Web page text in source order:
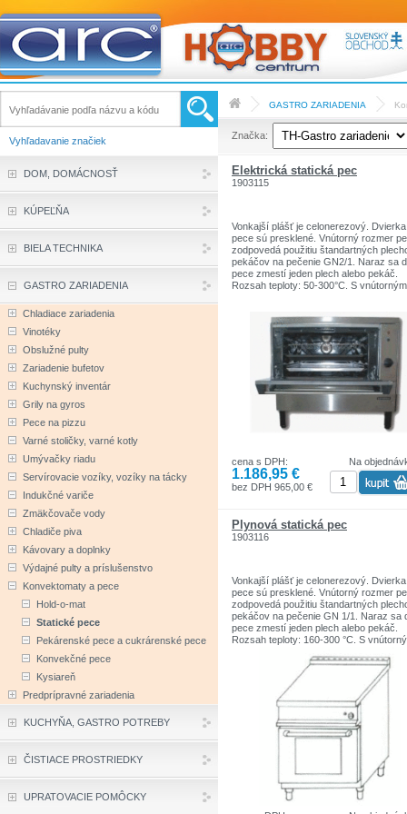
GASTRO ZARIADENIA
Značka:
Elektrická statická pec
1903115
Vonkajší plášť je celonerezový. Dvierka
pece sú presklené. Vnútorný rozmer
zodpovedá použitiu štandartných
pekáčov na pečenie GN2/1. Naraz sa
pece zmestí jeden plech alebo pekáč.
Rozsah teploty: 50-300°C. S vnútorným
Vonkajšie rozmery (šxhxv): 800 x 800
Čas zohriatia: 15 min
Počet rúr: 1
Vnútorný rozmer rúry: 540x660x280
Termostat: 50-300 °C
Napätie: 3+N 400/230 V
Výkon: 4,5 kW
Netto hmotnosť: 73 kg
Brutto hmotnosť: 96 kg
Pri produkte, ktorý je označený “ na
objednávku”, sa môže výroba a
doba predĺžiť na 4 - 8 týždňov.
preprava. O spôsobe a cene prepravy
budeme informovať.
Na
cena s DPH:
1.186,95 €
bez DPH 965,00 €
Plynová statická pec
1903116
Vonkajší plášť je celonerezový. Dvierka
pece sú presklené. Vnútorný rozmer
zodpovedá použitiu štandartných
pekáčov na pečenie GN 1/1. Naraz sa
pece zmestí jeden plech alebo pekáč.
Rozsah teploty: 160-300 °C. S
len na zemný plyn.
Vlastnosti produktu:
Vonkajšie rozmery (šxhxv): 700 x 700
Čas zohriatia: 14 min
Počet rúr: 1
Netto hmotnosť: 61 kg
Brutto hmotnosť: 93 kg
Vyhľadavanie značiek
DOM, DOMÁCNOSŤ
KÚPEĽŇA
BIELA TECHNIKA
GASTRO ZARIADENIA
Chladiace zariadenia
Vinotéky
Obslužné pulty
Zariadenie bufetov
Kuchynský inventár
Grily na gyros
Pece na pizzu
Varné stoličky, varné kotly
Umývačky riadu
Servírovacie vozíky, vozíky na tácky
Indukčné variče
Zmäkčovače vody
Chladiče piva
Kávovary a doplnky
Výdajné pulty a príslušenstvo
Konvektomaty a pece
Hold-o-mat
Statické pece
Pekárenské pece a cukrárenské pece
Konvekčné pece
Kysiareň
Predprípravné zariadenia
KUCHYŇA, GASTRO POTREBY
ČISTIACE PROSTRIEDKY
UPRATOVACIE POMÔCKY